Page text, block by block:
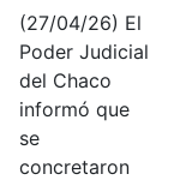
(27/04/26) El
Poder Judicial
del Chaco
informó que
se
concretaron